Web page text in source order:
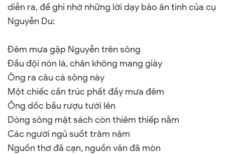
diễn ra, để ghi nhớ những lời dạy bảo ân tình của cụ
Nguyễn Du:
Đêm mưa gặp Nguyễn trên sông
Đầu đội nón lá, chân không mang giày
Ông ra câu cá sông này
Một chiếc cần trúc phất đầy mưa đêm
Ông dốc bầu rượu tưới lên
Dòng sông mặt sách còn thiêm thiếp nằm
Các người ngủ suốt trăm năm
Nguồn thơ đã cạn, nguồn văn đã mòn